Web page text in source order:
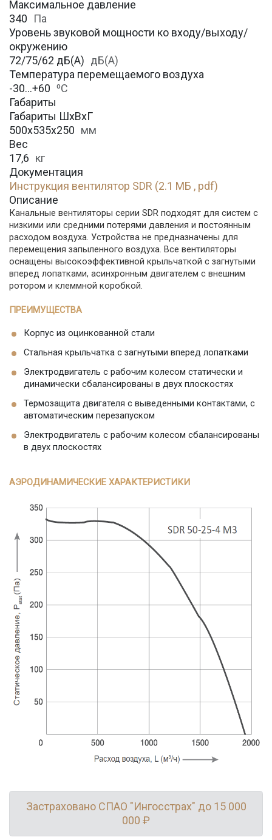
Максимальное давление
340
Па
Уровень звуковой мощности ко входу/выходу/
окружению
72/75/62 дБ(А) дБ(А)
Температура перемещаемого воздуха
-30…+60 ⁰С
Габариты
Габариты ШхВхГ
500x535x250 мм
Вес
17,6 кг
Документация
Инструкция вентилятор SDR (2.1 МБ , pdf)
Описание
Канальные вентиляторы серии SDR подходят для систем с
низкими или средними потерями давления и постоянным
расходом воздуха. Устройства не предназначены для
перемещения запыленного воздуха. Все вентиляторы
оснащены высокоэффективной крыльчаткой с загнутыми
вперед лопатками, асинхронным двигателем с внешним
ротором и клеммной коробкой.
ПРЕИМУЩЕСТВА
Корпус из оцинкованной стали
Стальная крыльчатка с загнутыми вперед лопатками
Электродвигатель с рабочим колесом статически и
динамически сбалансированы в двух плоскостях
Термозащита двигателя с выведенными контактами, с
автоматическим перезапуском
Электродвигатель с рабочим колесом сбалансированы
в двух плоскостях
АЭРОДИНАМИЧЕСКИЕ ХАРАКТЕРИСТИКИ
Застраховано СПАО "Ингосстрах" до 15 000
000 ₽